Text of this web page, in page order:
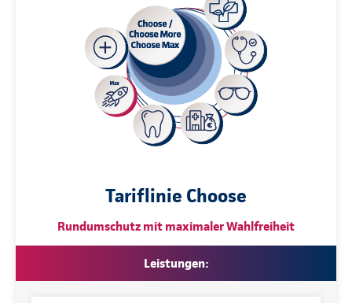
Tariflinie Choose
Rundumschutz mit maximaler Wahlfreiheit
Leistungen: